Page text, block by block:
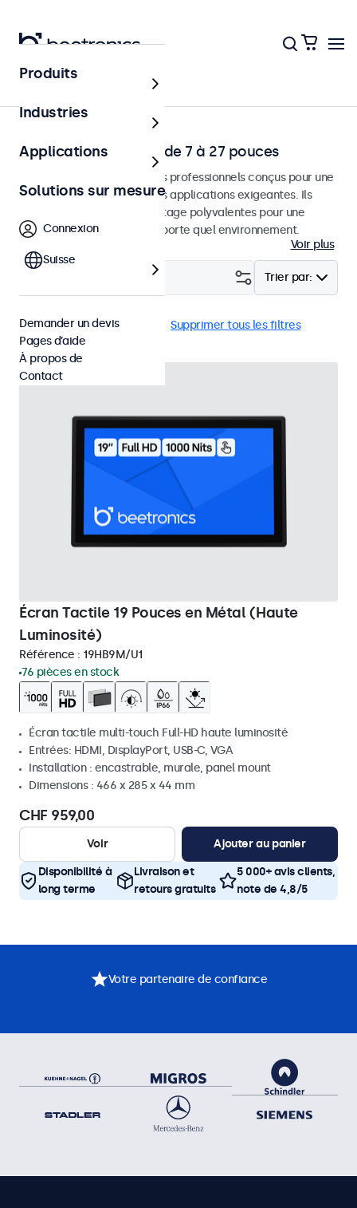
Application
Écrans Professionels de 7 à 27 pouces
Moniteurs et écrans tactiles professionnels conçus pour une
utilisation continue dans des applications exigeantes. Ils
disposent d'options de montage polyvalentes pour une
intégration facile dans n'importe quel environnement.
Voir plus
Trier par:
19 pouces Panel mount Supprimer tous les filtres
Écran Tactile 19 Pouces en Métal (Haute
Luminosité)
Référence : 19HB9M/U1
76 pièces en stock
Écran tactile multi-touch Full-HD haute luminosité
Entrées: HDMI, DisplayPort, USB-C, VGA
Installation : encastrable, murale, panel mount
Dimensions : 466 x 285 x 44 mm
CHF 959,00
Voir Ajouter au panier
Disponibilité à
long terme
Livraison et
retours gratuits
5 000+ avis clients,
note de 4,8/5
Produits
Industries
Applications
Solutions sur mesure
Connexion
Suisse
Demander un devis
Pages d’aide
À propos de
Contact
Votre partenaire de confiance